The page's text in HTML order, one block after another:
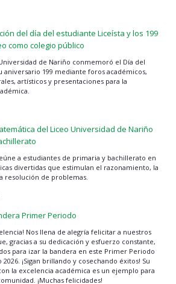
del día del estudiante Liceísta y los 199
como colegio público
de Nariño conmemoró el Día del
aniversario 199 mediante foros académicos,
artísticos y presentaciones para la
del Liceo Universidad de Nariño
a estudiantes de primaria y bachillerato en
divertidas que estimulan el razonamiento, la
resolución de problemas.
Primer Periodo
Nos llena de alegría felicitar a nuestros
gracias a su dedicación y esfuerzo constante,
para izar la bandera en este Primer Periodo
¡Sigan brillando y cosechando éxitos! Su
la excelencia académica es un ejemplo para
¡Muchas felicidades!